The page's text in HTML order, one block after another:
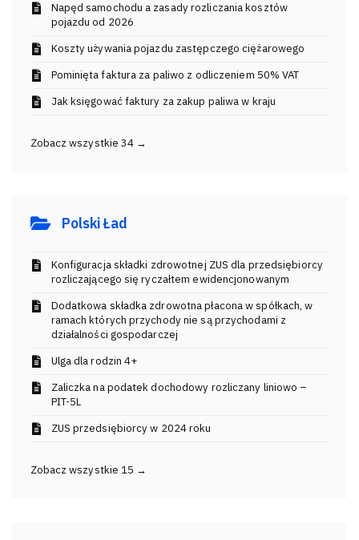
Napęd samochodu a zasady rozliczania kosztów
pojazdu od 2026
Koszty używania pojazdu zastępczego ciężarowego
Pominięta faktura za paliwo z odliczeniem 50% VAT
Jak księgować faktury za zakup paliwa w kraju
Zobacz wszystkie 34 →
Polski Ład
Konfiguracja składki zdrowotnej ZUS dla przedsiębiorcy
rozliczającego się ryczałtem ewidencjonowanym
Dodatkowa składka zdrowotna płacona w spółkach, w
ramach których przychody nie są przychodami z
działalności gospodarczej
Ulga dla rodzin 4+
Zaliczka na podatek dochodowy rozliczany liniowo –
PIT-5L
ZUS przedsiębiorcy w 2024 roku
Zobacz wszystkie 15 →